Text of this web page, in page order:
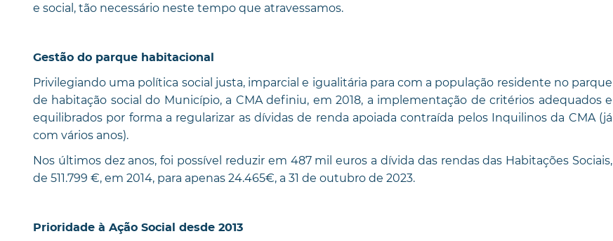
e social, tão necessário neste tempo que atravessamos.
Gestão do parque habitacional
Privilegiando uma política social justa, imparcial e igualitária para com a população residente no parque
de habitação social do Município, a CMA definiu, em 2018, a implementação de critérios adequados e
equilibrados por forma a regularizar as dívidas de renda apoiada contraída pelos Inquilinos da CMA (já
com vários anos).
Nos últimos dez anos, foi possível reduzir em 487 mil euros a dívida das rendas das Habitações Sociais,
de 511.799 €, em 2014, para apenas 24.465€, a 31 de outubro de 2023.
Prioridade à Ação Social desde 2013